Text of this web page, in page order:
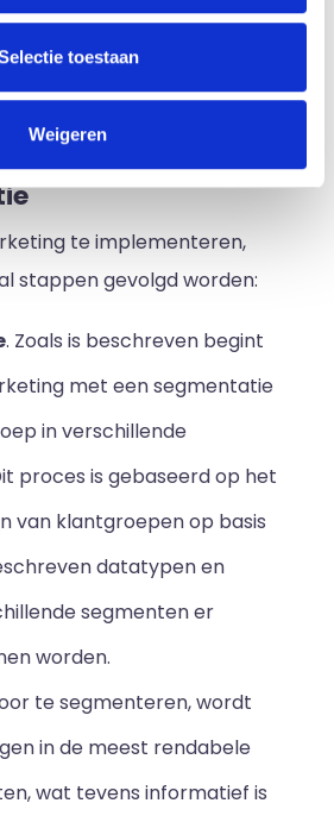
toestaan
Weigeren
marketing in
aanbod voor de gehele
te implementeren,
stappen gevolgd worden:
. Zoals is beschreven begint
met een segmentatie
in verschillende
proces is gebaseerd op het
van klantgroepen op basis
datatypen en
segmenten er
worden.
te segmenteren, wordt
in de meest rendabele
wat tevens informatief is